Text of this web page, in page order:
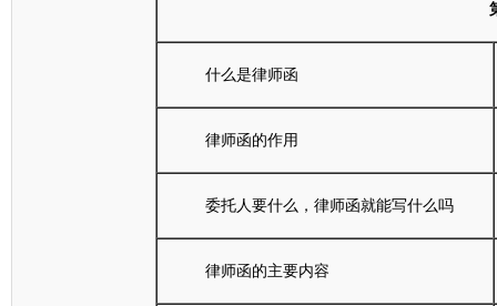
什么是律师函
律师函的作用
委托人要什么，律师函就能写什么吗
律师函的主要内容